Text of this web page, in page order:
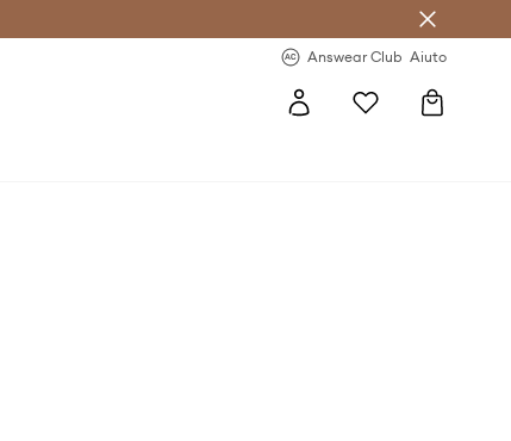
Answear Club Aiuto